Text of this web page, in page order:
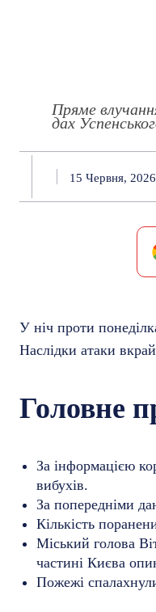
Пряме
дах
15 Червня,
У ніч проти
Наслідки атаки
Головне
За інформацією
вибухів.
За попередніми
Кількість
Міський голова
частині Києва
Пожежі